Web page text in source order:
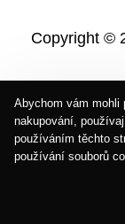
Copyright ©
Abychom vám mohli
nakupování,
používáním těchto
používání souborů